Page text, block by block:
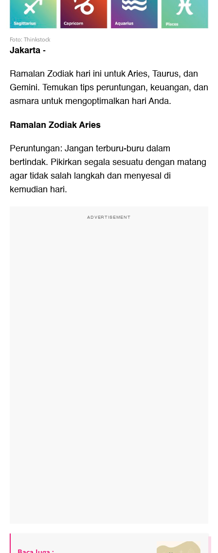
Foto: Thinkstock
Jakarta-
Ramalan Zodiak hari ini untuk Aries, Taurus, dan
Gemini. Temukan tips peruntungan, keuangan, dan
asmara untuk mengoptimalkan hari Anda.
Ramalan Zodiak Aries
Peruntungan: Jangan terburu-buru dalam
bertindak. Pikirkan segala sesuatu dengan matang
agar tidak salah langkah dan menyesal di
kemudian hari.
ADVERTISEMENT